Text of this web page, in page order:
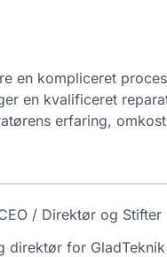
en kompliceret
en kvalificeret
erfaring,
/ Direktør og Stifter
direktør for